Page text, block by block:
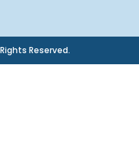
Reserved.